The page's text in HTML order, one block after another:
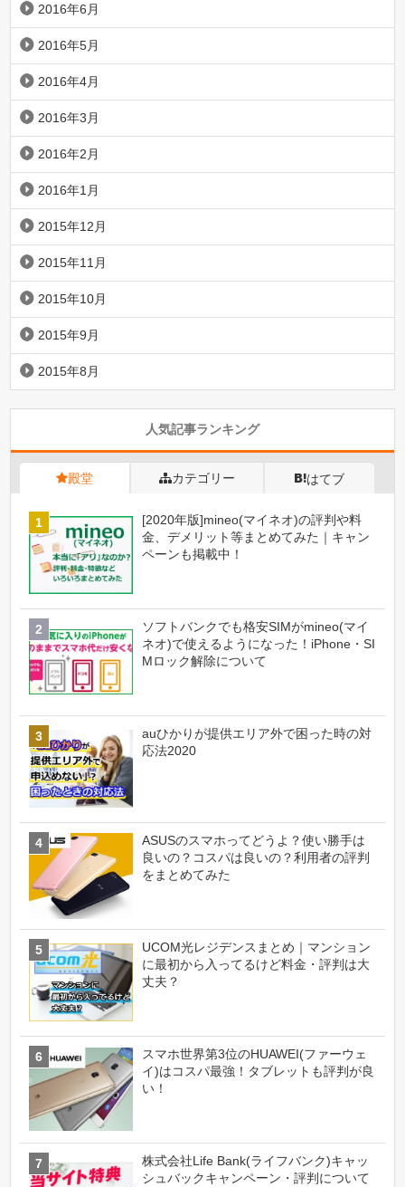
2016年6月
2016年5月
2016年4月
2016年3月
2016年2月
2016年1月
2015年12月
2015年11月
2015年10月
2015年9月
2015年8月
人気記事ランキング
殿堂 カテゴリー はてブ
[2020年版]mineo(マイネオ)の評判や料
金、デメリット等まとめてみた｜キャン
ペーンも掲載中！
ソフトバンクでも格安SIMがmineo(マイ
ネオ)で使えるようになった！iPhone・SI
Mロック解除について
auひかりが提供エリア外で困った時の対
応法2020
ASUSのスマホってどうよ？使い勝手は
良いの？コスパは良いの？利用者の評判
をまとめてみた
UCOM光レジデンスまとめ｜マンション
に最初から入ってるけど料金・評判は大
丈夫？
スマホ世界第3位のHUAWEI(ファーウェ
イ)はコスパ最強！タブレットも評判が良
い！
株式会社Life Bank(ライフバンク)キャッ
シュバックキャンペーン・評判について